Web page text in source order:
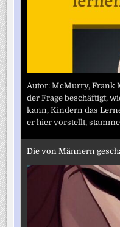
Autor: McMurry, Frank
der Frage beschäftigt,
kann, Kindern das
er hier vorstellt,
Die von Männern